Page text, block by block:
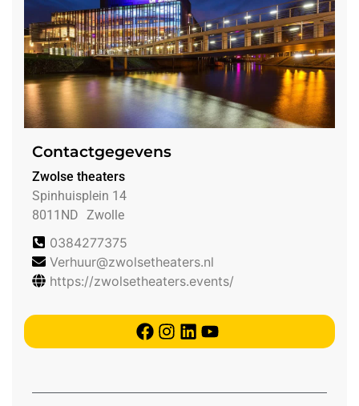
Contactgegevens
Zwolse theaters
Spinhuisplein 14
8011ND Zwolle
0384277375
Verhuur@zwolsetheaters.nl
https://zwolsetheaters.events/